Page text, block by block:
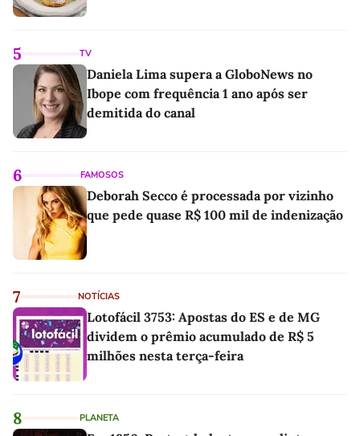
5 TV
Daniela Lima supera a GloboNews no
Ibope com frequência 1 ano após ser
demitida do canal
6 FAMOSOS
Deborah Secco é processada por vizinho
que pede quase R$ 100 mil de indenização
7 NOTÍCIAS
Lotofácil 3753: Apostas do ES e de MG
dividem o prêmio acumulado de R$ 5
milhões nesta terça-feira
8 PLANETA